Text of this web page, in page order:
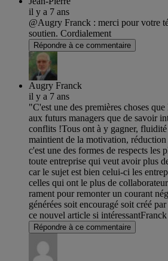
il y a 7 ans
@Augry Franck : merci pour votre
soutien. Cordialement
Répondre à ce commentaire
Augry Franck
il y a 7 ans
"C'est une des premières choses
aux futurs managers que de savoir
conflits !Tous ont à y gagner,
maintient de la motivation,
c'est une des formes de respects les
toute entreprise qui veut avoir plus
car le sujet est bien celui-ci les
celles qui ont le plus de
rament pour remonter un courant
générées soit encouragé soit créé
ce nouvel article si
Répondre à ce commentaire